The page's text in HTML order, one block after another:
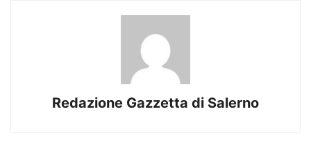
Redazione Gazzetta di Salerno